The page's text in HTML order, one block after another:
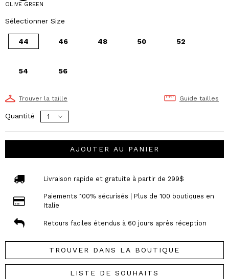
OLIVE GREEN
Sélectionner Size
44 46 48 50 52
54 56
Trouver la taille Guide tailles
Quantité
AJOUTER AU PANIER
Livraison rapide et gratuite à partir de 299$
Paiements 100% sécurisés | Plus de 100 boutiques en
Italie
Retours faciles étendus à 60 jours après réception
TROUVER DANS LA BOUTIQUE
LISTE DE SOUHAITS